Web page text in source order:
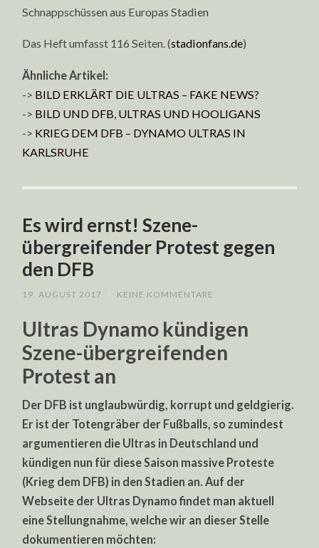
Schnappschüssen aus Europas Stadien
Das Heft umfasst 116 Seiten. (stadionfans.de)
Ähnliche Artikel:
-> BILD ERKLÄRT DIE ULTRAS – FAKE NEWS?
-> BILD UND DFB, ULTRAS UND HOOLIGANS
-> KRIEG DEM DFB – DYNAMO ULTRAS IN
KARLSRUHE
Es wird ernst! Szene-
übergreifender Protest gegen
den DFB
19. AUGUST 2017 KEINE KOMMENTARE
Ultras Dynamo kündigen
Szene-übergreifenden
Protest an
Der DFB ist unglaubwürdig, korrupt und geldgierig.
Er ist der Totengräber der Fußballs, so zumindest
argumentieren die Ultras in Deutschland und
kündigen nun für diese Saison massive Proteste
(Krieg dem DFB) in den Stadien an. Auf der
Webseite der Ultras Dynamo findet man aktuell
eine Stellungnahme, welche wir an dieser Stelle
dokumentieren möchten: